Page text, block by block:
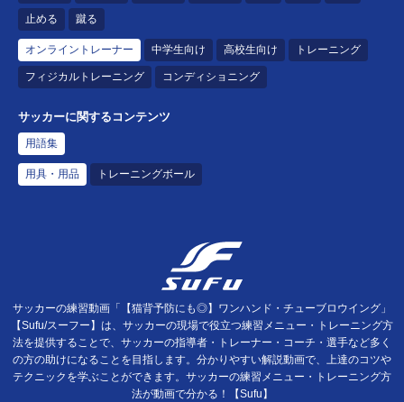
止める 蹴る
オンライントレーナー 中学生向け 高校生向け トレーニング
フィジカルトレーニング コンディショニング
サッカーに関するコンテンツ
用語集
用具・用品 トレーニングボール
サッカーの練習動画「【猫背予防にも◎】ワンハンド・チューブロウイング」
【Sufu/スーフー】は、サッカーの現場で役立つ練習メニュー・トレーニング方
法を提供することで、サッカーの指導者・トレーナー・コーチ・選手など多く
の方の助けになることを目指します。分かりやすい解説動画で、上達のコツや
テクニックを学ぶことができます。サッカーの練習メニュー・トレーニング方
法が動画で分かる！【Sufu】